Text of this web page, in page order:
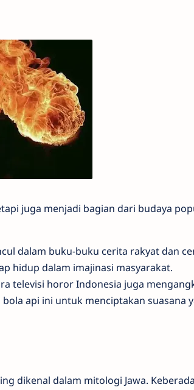
juga menjadi bagian dari budaya
dalam buku-buku cerita rakyat dan
hidup dalam imajinasi masyarakat.
televisi horor Indonesia juga
api ini untuk menciptakan suasana
dikenal dalam mitologi Jawa.